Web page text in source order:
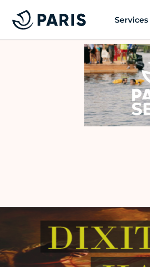
Services